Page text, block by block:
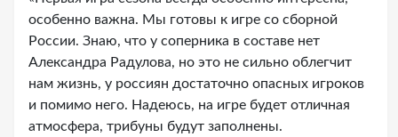
особенно важна. Мы готовы к игре со сборной
России. Знаю, что у соперника в составе нет
Александра Радулова, но это не сильно облегчит
нам жизнь, у россиян достаточно опасных игроков
и помимо него. Надеюсь, на игре будет отличная
атмосфера, трибуны будут заполнены.